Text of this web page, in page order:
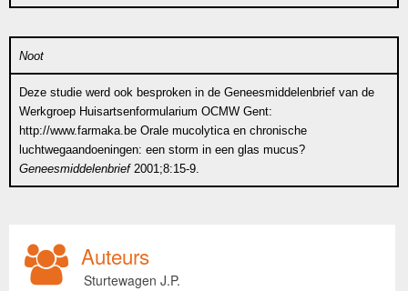
Noot
Deze studie werd ook besproken in de Geneesmiddelenbrief van de
Werkgroep Huisartsenformularium OCMW Gent:
http://www.farmaka.be Orale mucolytica en chronische
luchtwegaandoeningen: een storm in een glas mucus?
Geneesmiddelenbrief 2001;8:15-9.
Auteurs
Sturtewagen J.P.